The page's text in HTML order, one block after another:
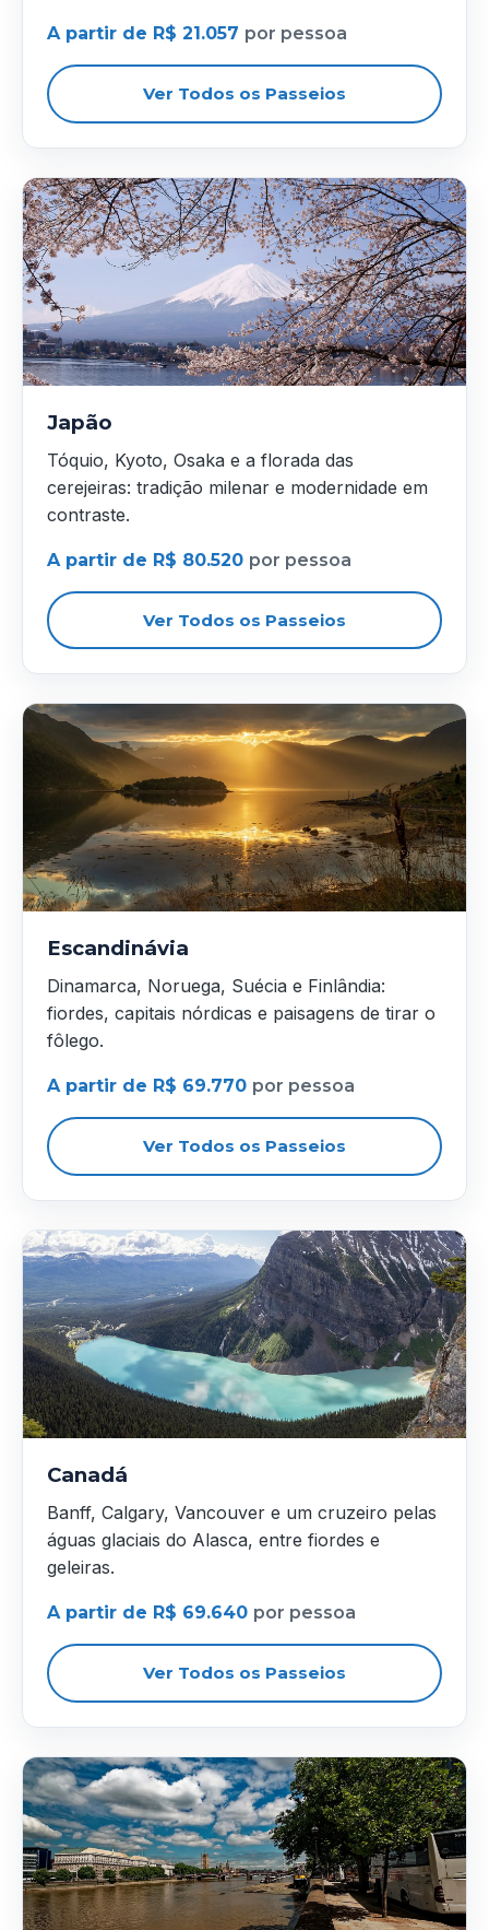
A partir de R$ 21.057 por pessoa
Ver Todos os Passeios
Japão
Tóquio, Kyoto, Osaka e a florada das
cerejeiras: tradição milenar e modernidade em
contraste.
A partir de R$ 80.520 por pessoa
Ver Todos os Passeios
Escandinávia
Dinamarca, Noruega, Suécia e Finlândia:
fiordes, capitais nórdicas e paisagens de tirar o
fôlego.
A partir de R$ 69.770 por pessoa
Ver Todos os Passeios
Canadá
Banff, Calgary, Vancouver e um cruzeiro pelas
águas glaciais do Alasca, entre fiordes e
geleiras.
A partir de R$ 69.640 por pessoa
Ver Todos os Passeios